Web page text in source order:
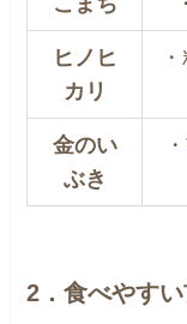
ヒノヒ
カリ
金のい
ぶき
2．食べやす